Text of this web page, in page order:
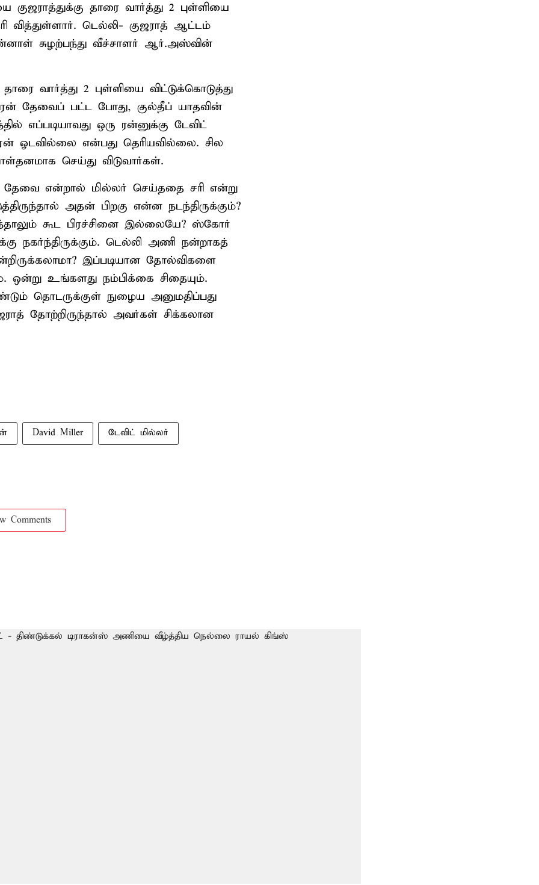
தாரை வார்த்து 2 புள்ளியை
வித்துள்ளார். டெல்லி- குஜராத் ஆட்டம்
சுழற்பந்து வீச்சாளர் ஆர்.அஸ்வின்
வார்த்து 2 புள்ளியை விட்டுக்கொடுத்து
தேவைப் பட்ட போது, குல்தீப் யாதவின்
எப்படியாவது ஒரு ரன்னுக்கு டேவிட்
ஓடவில்லை என்பது தெரியவில்லை. சில
செய்து விடுவார்கள்.
தேவை என்றால் மில்லர் செய்ததை சரி என்று
அதன் பிறகு என்ன நடந்திருக்கும்?
கூட பிரச்சினை இல்லையே? ஸ்கோர்
நகர்ந்திருக்கும். டெல்லி அணி நன்றாகத்
இப்படியான தோல்விகளை
ஒன்று உங்களது நம்பிக்கை சிதையும்.
தொடருக்குள் நுழைய அனுமதிப்பது
தோற்றிருந்தால் அவர்கள் சிக்கலான
David Miller டேவிட் மில்லர்
Comments